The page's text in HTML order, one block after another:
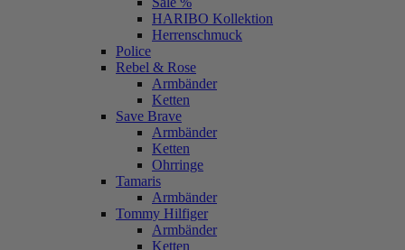
HARIBO Kollektion
Herrenschmuck
Police
Rebel & Rose
Armbänder
Ketten
Save Brave
Armbänder
Ketten
Ohrringe
Tamaris
Armbänder
Tommy Hilfiger
Armbänder
Ketten